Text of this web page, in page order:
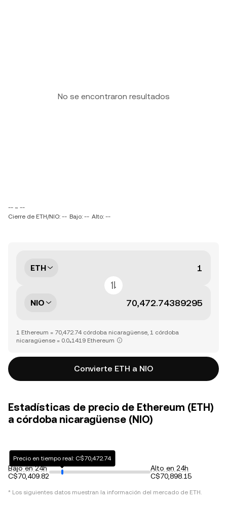
No se encontraron resultados
-- ~ --
Cierre de ETH/NIO: -- Bajo: -- Alto: --
ETH
NIO
1 Ethereum = 70,472.74 córdoba nicaragüense, 1 córdoba
nicaragüense = 0.0₄1419 Ethereum
Convierte ETH a NIO
Estadísticas de precio de Ethereum (ETH)
a córdoba nicaragüense (NIO)
Bajo en 24h
C$70,409.82
Precio en tiempo real: C$70,472.74
Alto en 24h
C$70,898.15
* Los siguientes datos muestran la información del mercado de ETH.